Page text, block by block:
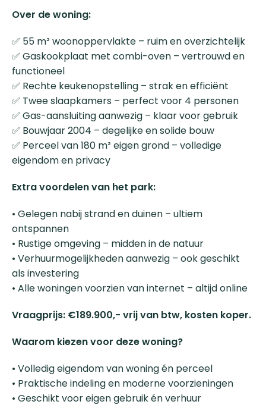
Over de woning:
✅ 55 m² woonoppervlakte – ruim en overzichtelijk
✅ Gaskookplaat met combi-oven – vertrouwd en
functioneel
✅ Rechte keukenopstelling – strak en efficiënt
✅ Twee slaapkamers – perfect voor 4 personen
✅ Gas-aansluiting aanwezig – klaar voor gebruik
✅ Bouwjaar 2004 – degelijke en solide bouw
✅ Perceel van 180 m² eigen grond – volledige
eigendom en privacy
Extra voordelen van het park:
• Gelegen nabij strand en duinen – ultiem
ontspannen
• Rustige omgeving – midden in de natuur
• Verhuurmogelijkheden aanwezig – ook geschikt
als investering
• Alle woningen voorzien van internet – altijd online
Vraagprijs: €189.900,- vrij van btw, kosten koper.
Waarom kiezen voor deze woning?
• Volledig eigendom van woning én perceel
• Praktische indeling en moderne voorzieningen
• Geschikt voor eigen gebruik én verhuur